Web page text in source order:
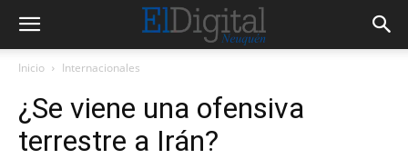
Inicio Internacionales
¿Se viene una ofensiva
terrestre a Irán?